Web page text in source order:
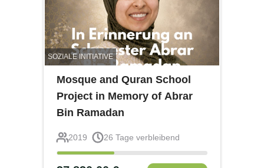
SOZIALE INITIATIVE
Mosque and Quran School
Project in Memory of Abrar
Bin Ramadan
2019 26 Tage verbleibend